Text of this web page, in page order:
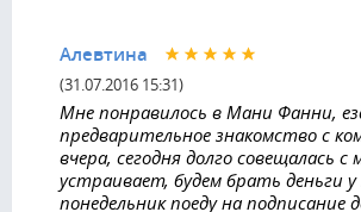
Алевтина
(31.07.2016 15:31)
Мне понравилось в Мани Фанни,
предварительное знакомство с
вчера, сегодня долго совещалась с
устраивает, будем брать деньги у
понедельник поеду на подписание